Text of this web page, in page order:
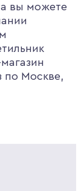
вы можете
по Москве,